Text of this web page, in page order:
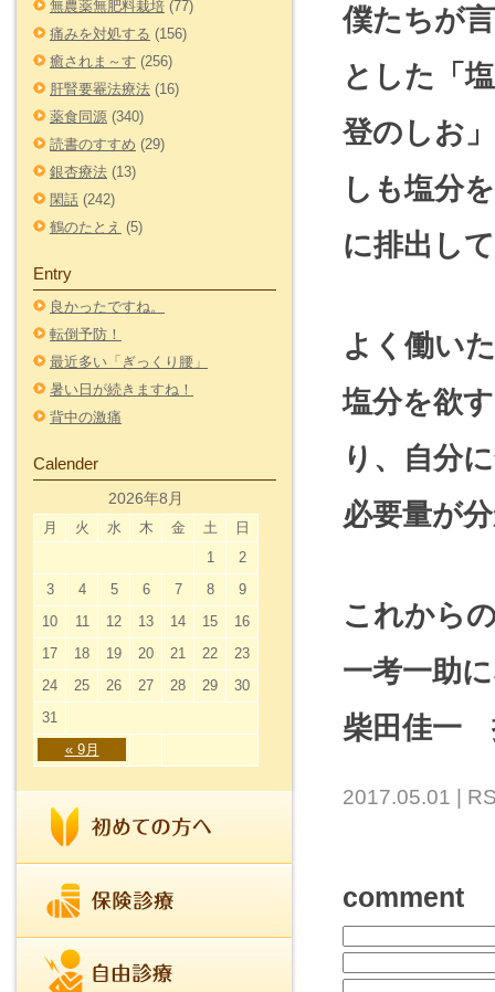
無農薬無肥料栽培 (77)
痛みを対処する (156)
癒されま～す (256)
肝腎要罨法療法 (16)
薬食同源 (340)
読書のすすめ (29)
銀杏療法 (13)
閑話 (242)
鶴のたとえ (5)
Entry
良かったですね。
転倒予防！
最近多い「ぎっくり腰」
暑い日が続きますね！
背中の激痛
Calender
2026年8月
月 火 水 木 金 土 日
« 9月
1
2
3
4 5 6 7 8
9
10
11 12 13 14 15
16
17
18 19 20 21 22
23
24
25 26 27 28 29
30
31
僕たちが
とした「
登のしお
しも塩分
に排出し
よく働い
塩分を欲
り、自分
必要量が
これから
一考一助
柴田佳一
2017.05.01 |
comment